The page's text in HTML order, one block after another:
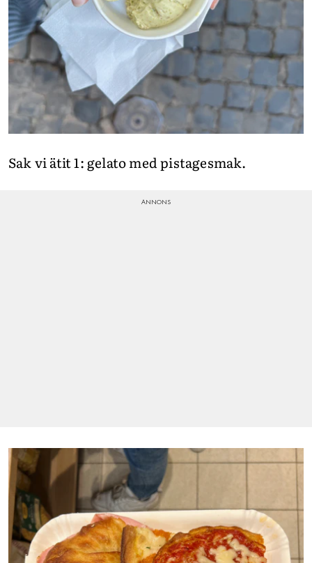
Sak vi ätit 1: gelato med pistagesmak.